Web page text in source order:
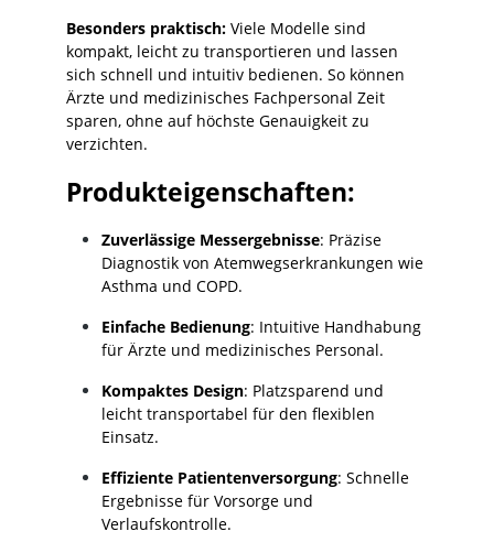
Besonders praktisch: Viele Modelle sind
kompakt, leicht zu transportieren und lassen
sich schnell und intuitiv bedienen. So können
Ärzte und medizinisches Fachpersonal Zeit
sparen, ohne auf höchste Genauigkeit zu
verzichten.
Produkteigenschaften:
Zuverlässige Messergebnisse: Präzise
Diagnostik von Atemwegserkrankungen wie
Asthma und COPD.
Einfache Bedienung: Intuitive Handhabung
für Ärzte und medizinisches Personal.
Kompaktes Design: Platzsparend und
leicht transportabel für den flexiblen
Einsatz.
Effiziente Patientenversorgung: Schnelle
Ergebnisse für Vorsorge und
Verlaufskontrolle.